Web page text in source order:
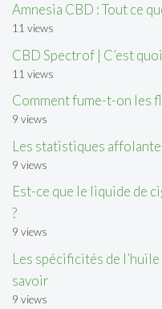
Amnesia CBD : Tout ce
11 views
CBD Spectrof | C’est
11 views
Comment fume-t-on les
9 views
Les statistiques
9 views
Est-ce que le liquide de
?
9 views
Les spécificités de
savoir
9 views